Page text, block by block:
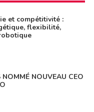
et compétitivité :
flexibilité,
NOUVEAU CEO